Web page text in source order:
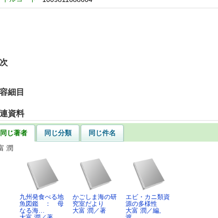
細目
資料
同じ著者 同じ分類
同じ件名
潤
九州発食べる地
魚図鑑 ： 母
なる海…
かごしま海の研
究室だより
大富 潤／著
エビ・カニ類資
源の多様性
大富 潤／編,